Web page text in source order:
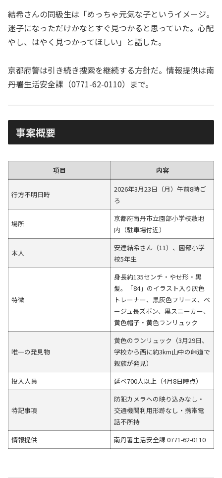
結希さんの同級生は「めっちゃ元気な子というイメージ。
迷子になっただけかなとすぐ見つかると思っていた。心配
やし、はやく見つかってほしい」と話した。
京都府警は引き続き捜索を継続する方針だ。情報提供は南
丹署生活安全課（0771-62-0110）まで。
事案概要
項目 内容
行方不明日時
2026年3月23日（月）午前8時ご
ろ
場所
京都府南丹市立園部小学校敷地
内（駐車場付近）
本人
安達結希さん（11）、園部小学
校5年生
特徴
身長約135センチ・やせ形・黒
髪。「84」のイラスト入り灰色
トレーナー、黒灰色フリース、ベ
ージュ長ズボン、黒スニーカー、
黄色帽子・黄色ランリュック
唯一の発見物
黄色のランリュック（3月29日、
学校から西に約3km山中の峠道で
親族が発見）
投入人員
延べ700人以上（4月8日時点）
特記事項
防犯カメラへの映り込みなし・
交通機関利用形跡なし・携帯電
話不所持
情報提供
南丹署生活安全課 0771-62-0110